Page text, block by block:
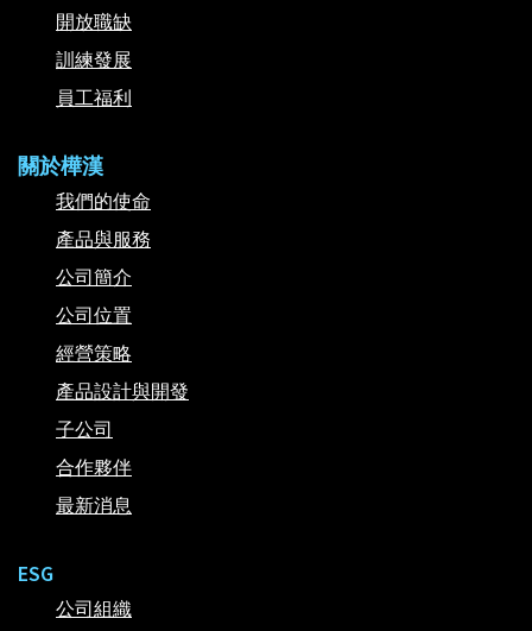
開放職缺
訓練發展
員工福利
關於樺漢
我們的使命
產品與服務
公司簡介
公司位置
經營策略
產品設計與開發
子公司
合作夥伴
最新消息
ESG
公司組織